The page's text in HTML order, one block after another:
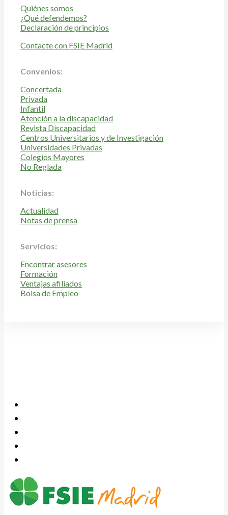
Quiénes somos
¿Qué defendemos?
Declaración de principios
Contacte con FSIE Madrid
Convenios:
Concertada
Privada
Infantil
Atención a la discapacidad
Revista Discapacidad
Centros Universitarios y de Investigación
Universidades Privadas
Colegios Mayores
No Reglada
Noticias:
Actualidad
Notas de prensa
Servicios:
Encontrar asesores
Formación
Ventajas afiliados
Bolsa de Empleo